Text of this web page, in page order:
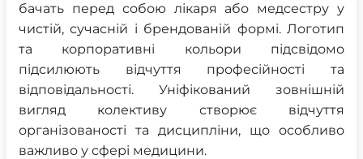
бачать перед собою лікаря або медсестру у
чистій, сучасній і брендованій формі. Логотип
та корпоративні кольори підсвідомо
підсилюють відчуття професійності та
відповідальності. Уніфікований зовнішній
вигляд колективу створює відчуття
організованості та дисципліни, що особливо
важливо у сфері медицини.